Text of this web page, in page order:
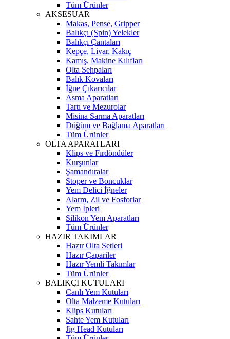
Tüm Ürünler
AKSESUAR
Makas, Pense, Gripper
Balıkçı (Spin) Yelekler
Balıkçı Çantaları
Kepçe, Livar, Kakıç
Kamış, Makine Kılıfları
Olta Sehpaları
Balık Kovaları
İğne Çıkarıcılar
Asma Aparatları
Tartı ve Mezurolar
Misina Sarma Aparatları
Düğüm ve Bağlama Aparatları
Tüm Ürünler
OLTA APARATLARI
Klips ve Fırdöndüler
Kurşunlar
Şamandıralar
Stoper ve Boncuklar
Yem Delici İğneler
Alarm, Zil ve Fosforlar
Yem İpleri
Silikon Yem Aparatları
Tüm Ürünler
HAZIR TAKIMLAR
Hazır Olta Setleri
Hazır Çapariler
Hazır Yemli Takımlar
Tüm Ürünler
BALIKÇI KUTULARI
Canlı Yem Kutuları
Olta Malzeme Kutuları
Klips Kutuları
Sahte Yem Kutuları
Jig Head Kutuları